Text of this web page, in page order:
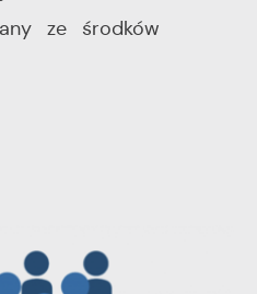
ze środków